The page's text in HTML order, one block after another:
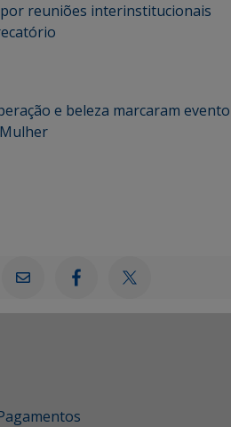
reuniões interinstitucionais
e beleza marcaram evento